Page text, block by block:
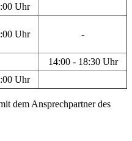
Uhr
Uhr -
14:00 - 18:30 Uhr
Uhr
dem Ansprechpartner des